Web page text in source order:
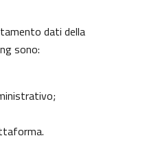
dati della
sono: